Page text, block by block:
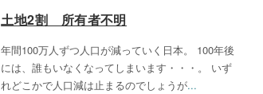
土地2割 所有者不明
年間100万人ずつ人口が減っていく日本。 100年後
には、誰もいなくなってしまいます・・・。 いず
れどこかで人口減は止まるのでしょうが...